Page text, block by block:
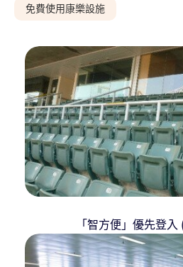
免費使用康樂設施
「智方便」優先登入